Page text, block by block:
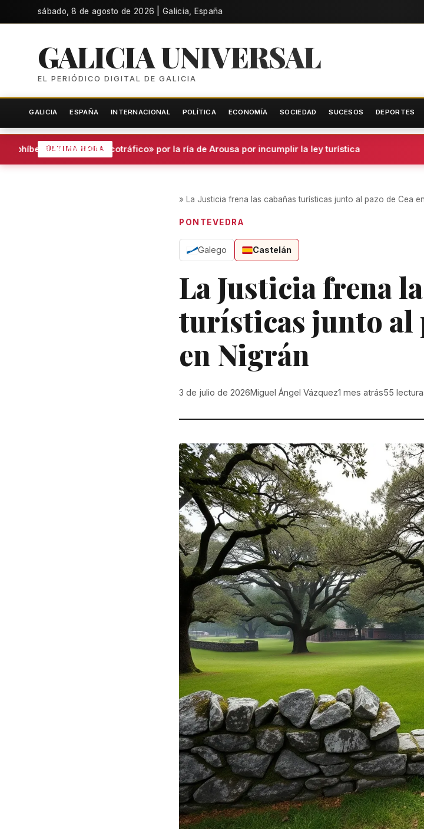
sábado, 8 de agosto de 2026 | Galicia, España
GALICIA UNIVERSAL
EL PERIÓDICO DIGITAL DE GALICIA
GALICIA ESPAÑA INTERNACIONAL POLÍTICA ECONOMÍA SOCIEDAD SUCESOS DEPORTES
ÚLTIMA HORA
la «Ruta del Narcotráfico» por la ría de Arousa por incumplir la ley turística
» La Justicia frena las cabañas turísticas junto al pazo de Cea
PONTEVEDRA
Galego Castelán
La Justicia frena
turísticas junto al
en Nigrán
3 de julio de 2026Miguel Ángel Vázquez1 mes atrás55